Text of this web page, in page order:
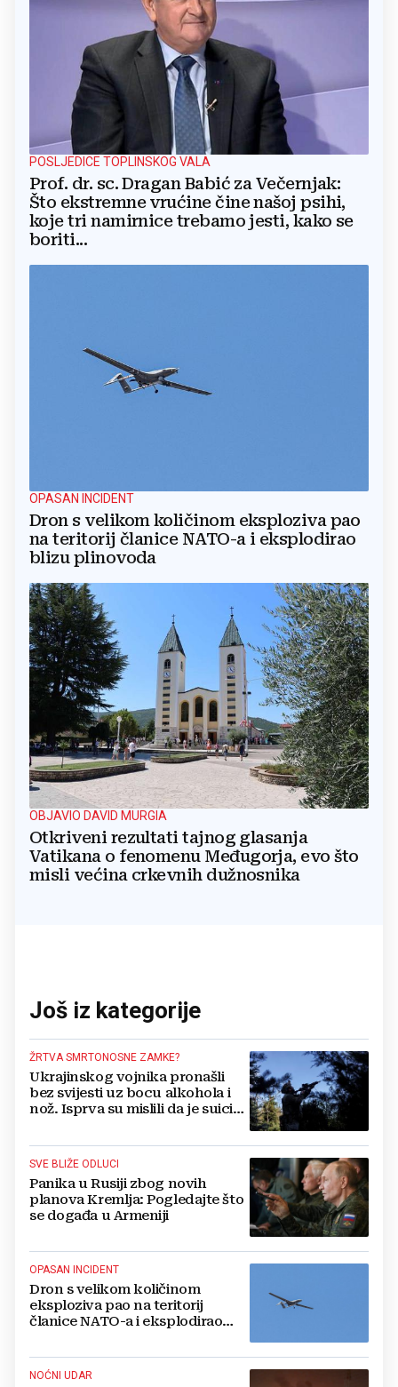
POSLJEDICE TOPLINSKOG VALA
Prof. dr. sc. Dragan Babić za Večernjak:
Što ekstremne vrućine čine našoj psihi,
koje tri namirnice trebamo jesti, kako se
boriti...
OPASAN INCIDENT
Dron s velikom količinom eksploziva pao
na teritorij članice NATO-a i eksplodirao
blizu plinovoda
OBJAVIO DAVID MURGIA
Otkriveni rezultati tajnog glasanja
Vatikana o fenomenu Međugorja, evo što
misli većina crkevnih dužnosnika
Još iz kategorije
ŽRTVA SMRTONOSNE ZAMKE?
Ukrajinskog vojnika pronašli
bez svijesti uz bocu alkohola i
nož. Isprva su mislili da je suicid,
SVE BLIŽE ODLUCI
Panika u Rusiji zbog novih
planova Kremlja: Pogledajte što
se događa u Armeniji
OPASAN INCIDENT
Dron s velikom količinom
eksploziva pao na teritorij
članice NATO-a i eksplodirao
NOĆNI UDAR